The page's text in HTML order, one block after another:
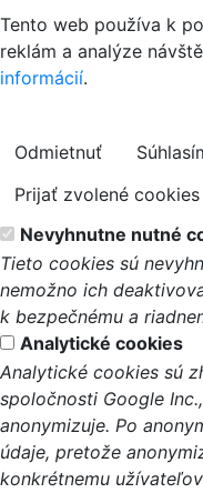
Tento web používa k
reklám a analýze
informácií.
Odmietnuť
Prijať zvolené cookies
Nevyhnutne nutné
Tieto cookies sú
nemožno ich
k bezpečnému a
Analytické cookies
Analytické cookies sú
spoločnosti Google
anonymizuje. Po
údaje, pretože
konkrétnemu